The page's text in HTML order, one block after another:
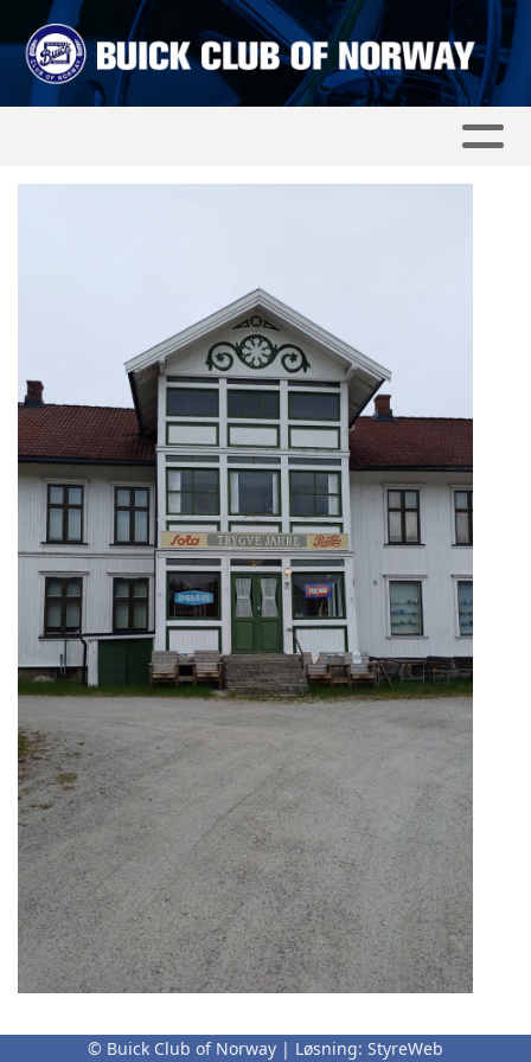
Tur til Setskog Landhandelmuseum
© Buick Club of Norway | Løsning: StyreWeb